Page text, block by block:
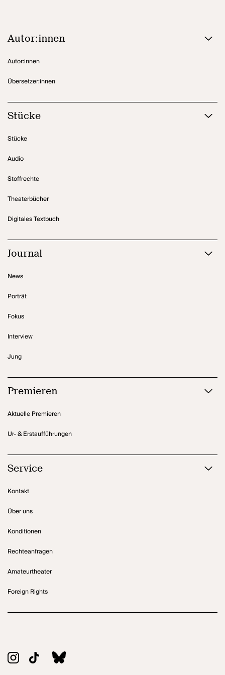
Autor:innen
Autor:innen
Übersetzer:innen
Stücke
Stücke
Audio
Stoffrechte
Theaterbücher
Digitales Textbuch
Journal
News
Porträt
Fokus
Interview
Jung
Premieren
Aktuelle Premieren
Ur- & Erstaufführungen
Service
Kontakt
Über uns
Konditionen
Rechteanfragen
Amateurtheater
Foreign Rights